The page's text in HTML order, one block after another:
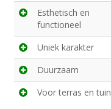
Esthetisch en
functioneel
Uniek karakter
Duurzaam
Voor terras en tuin